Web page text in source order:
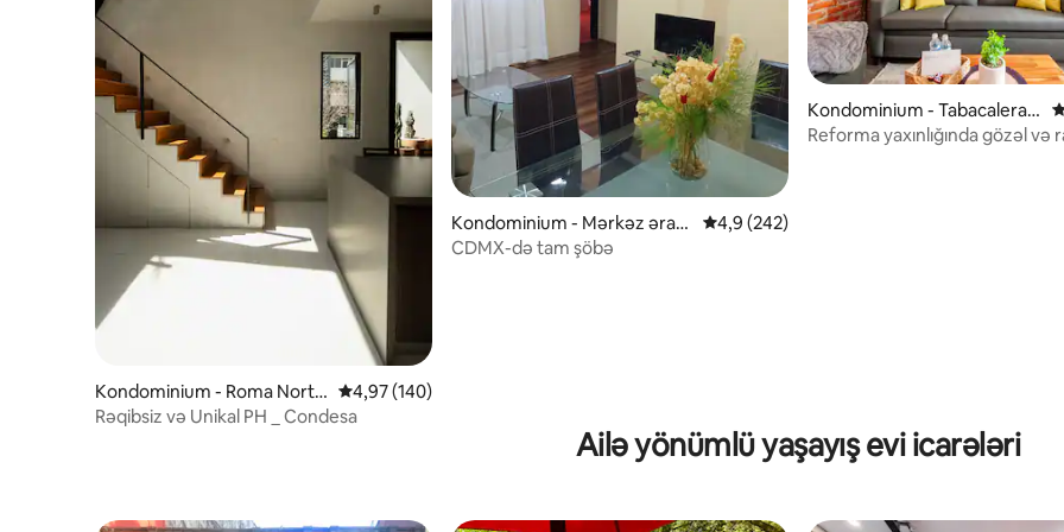
Kondominium - Roma Norte
ərazisi
Ortalama reytinq 4,97/5, 140 rəy
4,97 (140)
Rəqibsiz və Unikal PH _ Condesa
Kondominium - Mərkəz ərazi
si
Ortalama reytinq 4,9/5, 242 rəy
4,9 (242)
CDMX-də tam şöbə
Kondominium - Tabacalera ə
razisi
Reforma yaxınlığında gözəl və
Ailə yönümlü yaşayış evi icarələri